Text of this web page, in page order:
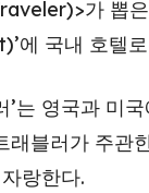
가 뽑
에 국내 호텔
’는 영국과 미
블러가 주관
랑한다.